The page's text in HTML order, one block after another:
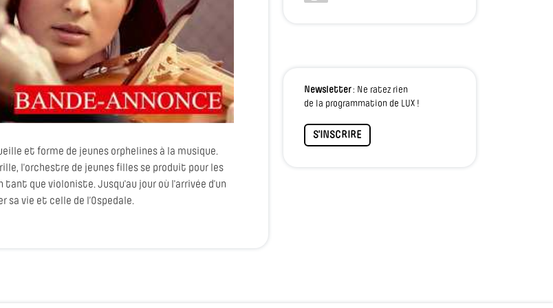
et forme de jeunes orphelines à la musique.
l’orchestre de jeunes filles se produit pour les
que violoniste. Jusqu'au jour où l'arrivée d’un
sa vie et celle de l’Ospedale.
Newsletter: Ne ratez rien
de la programmation de LUX !
S'INSCRIRE